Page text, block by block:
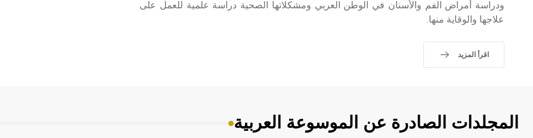
ودراسة أمراض الفم والأسنان في الوطن العربي ومشكلاتها الصحية دراسة علمية للعمل على
علاجها والوقاية منها.
اقرأ المزيد
المجلدات الصادرة عن الموسوعة العربية